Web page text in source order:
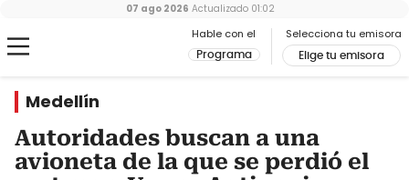
Hable con el
Programa
Selecciona tu emisora
Elige tu emisora
07 ago 2026 Actualizado 01:02
Medellín
Autoridades buscan a una
avioneta de la que se perdió el